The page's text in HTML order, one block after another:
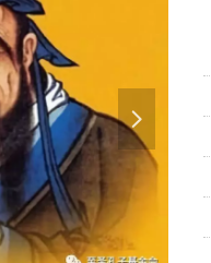
넲